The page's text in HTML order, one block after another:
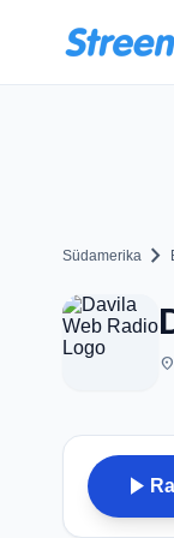
Südamerika chevron_right
place
play_arrow